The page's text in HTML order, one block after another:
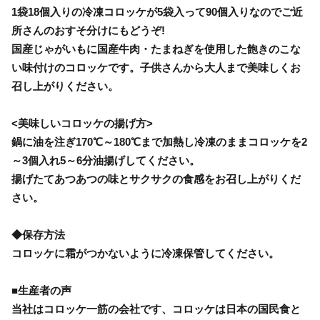
1袋18個入りの冷凍コロッケが5袋入って90個入りなのでご近
所さんのおすそ分けにもどうぞ!
国産じゃがいもに国産牛肉・たまねぎを使用した飽きのこな
い味付けのコロッケです。子供さんから大人まで美味しくお
召し上がりください。
<美味しいコロッケの揚げ方>
鍋に油を注ぎ170℃～180℃まで加熱し冷凍のままコロッケを2
～3個入れ5～6分油揚げしてください。
揚げたてあつあつの味とサクサクの食感をお召し上がりくだ
さい。
◆保存方法
コロッケに霜がつかないように冷凍保管してください。
■生産者の声
当社はコロッケ一筋の会社です、コロッケは日本の国民食と